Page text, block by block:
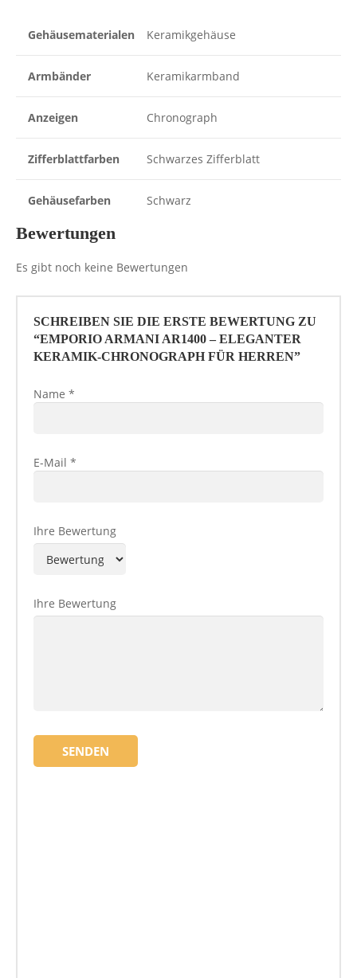
Gehäusematerialen Keramikgehäuse
Armbänder Keramikarmband
Anzeigen Chronograph
Zifferblattfarben Schwarzes Zifferblatt
Gehäusefarben Schwarz
Bewertungen
Es gibt noch keine Bewertungen
SCHREIBEN SIE DIE ERSTE BEWERTUNG ZU
“EMPORIO ARMANI AR1400 – ELEGANTER
KERAMIK-CHRONOGRAPH FÜR HERREN”
Name *
E-Mail *
Ihre Bewertung
Ihre Bewertung